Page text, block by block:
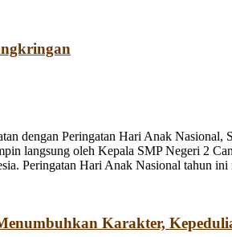
dengan Peringatan Hari Anak
langsung oleh Kepala SMP Negeri 2
Peringatan Hari Anak Nasional
Karakter,